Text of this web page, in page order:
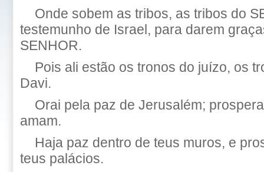
Onde sobem as tribos, as tribos do
testemunho de Israel, para darem
SENHOR.
Pois ali estão os tronos do juízo, os
Davi.
Orai pela paz de Jerusalém;
amam.
Haja paz dentro de teus muros, e
teus palácios.